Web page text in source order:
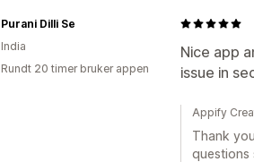
Nice app
issue in
Purani Dilli Se
India
Rundt 20 timer bruker appen
Appify
Thank
questions